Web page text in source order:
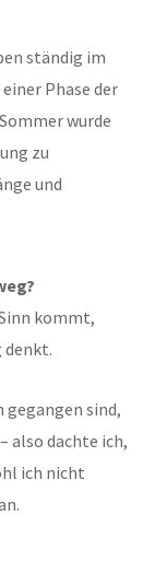
ständig im
Phase der
wurde
zu
und
kommt,
denkt.
gegangen sind,
also dachte ich,
ich nicht